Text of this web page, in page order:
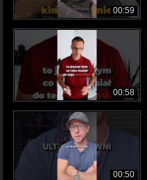
00:59
00:58
00:50